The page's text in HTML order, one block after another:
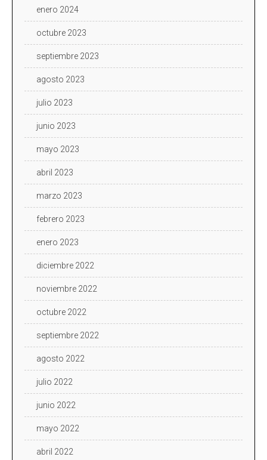
enero 2024
octubre 2023
septiembre 2023
agosto 2023
julio 2023
junio 2023
mayo 2023
abril 2023
marzo 2023
febrero 2023
enero 2023
diciembre 2022
noviembre 2022
octubre 2022
septiembre 2022
agosto 2022
julio 2022
junio 2022
mayo 2022
abril 2022